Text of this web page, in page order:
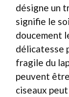
désigne un
signifie le
doucement
délicatesse
fragile du
peuvent
ciseaux